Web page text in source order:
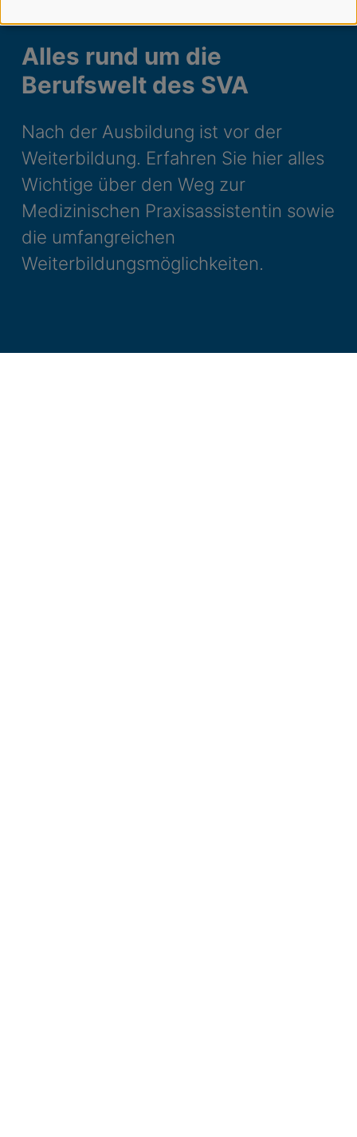
Alles rund um die
Berufswelt des SVA
Nach der Ausbildung ist vor der
Weiterbildung. Erfahren Sie hier alles
Wichtige über den Weg zur
Medizinischen Praxisassistentin sowie
die umfangreichen
Weiterbildungsmöglichkeiten.